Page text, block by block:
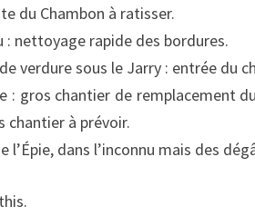
du Chambon à ratisser.
: nettoyage rapide des bordures.
verdure sous le Jarry : entrée du
: gros chantier de remplacement
chantier à prévoir.
l’Épie, dans l’inconnu mais des